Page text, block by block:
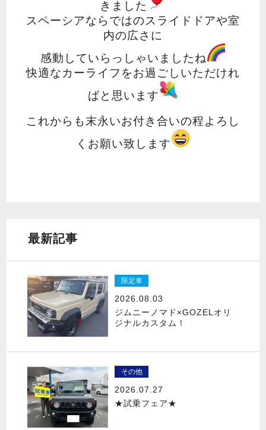
きました
スペーシアならではのスライドドアや室
内の広さに
感動していらっしゃいましたね
快適なカーライフをお過ごしいただけれ
ばと思います
これからも末永いお付き合いの程よろし
くお願い致します
最新記事
限定車
2026.08.03
ジムニーノマド×GOZELオリ
ジナルカスタム！
その他
2026.07.27
★試乗フェア★